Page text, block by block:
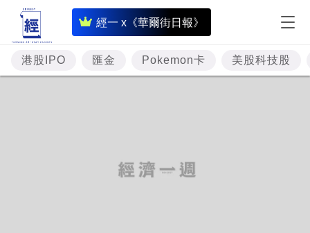
經一 x《華爾街日報》
即
時
財
經
港股IPO 匯金 Pokemon卡 美股科技股